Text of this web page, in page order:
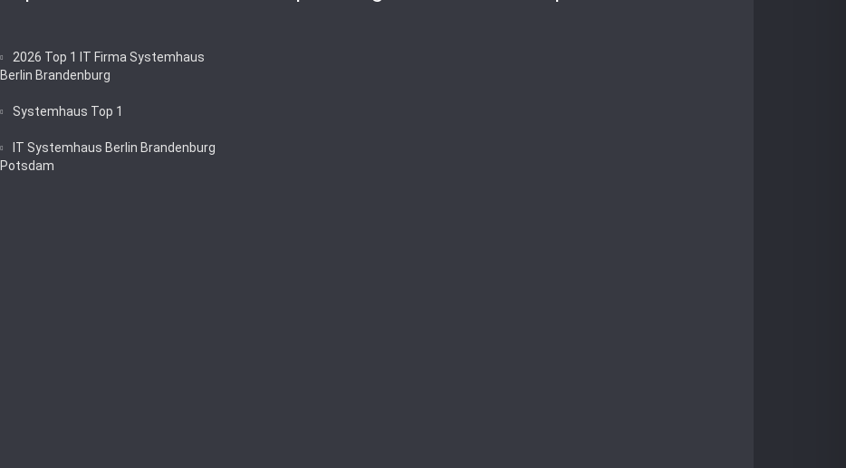
2026 Top 1 IT Firma Systemhaus
Berlin Brandenburg
Systemhaus Top 1
IT Systemhaus Berlin Brandenburg
Potsdam